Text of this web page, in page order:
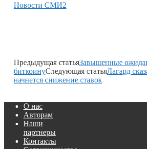
Новости СМИ2
Предыдущая статьяЗавышенные
биткоинуСледующая статьяЛагард
начнется снижение ставок
О нас
Авторам
Наши
партнеры
Контакты